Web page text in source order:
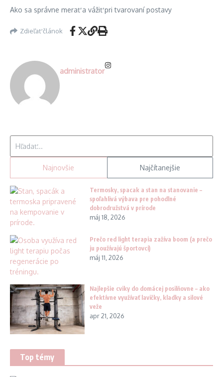
Ako sa správne merať a vážiť pri tvarovaní postavy
Zdieľať článok
administrator
Najnovšie Najčítanejšie
Termosky, spacak a stan na stanovanie –
spoľahlivá výbava pre pohodlné
dobrodružstvá v prírode
máj 18, 2026
Prečo red light terapia zažíva boom (a prečo
ju používajú športovci)
máj 11, 2026
Najlepšie cviky do domácej posilňovne – ako
efektívne využívať lavičky, kladky a silové
veže
apr 21, 2026
Top témy